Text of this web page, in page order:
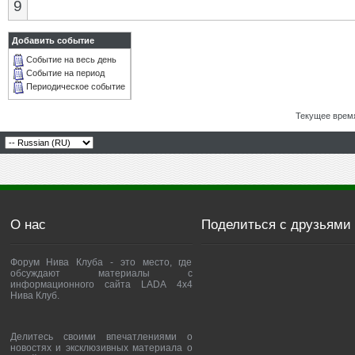
9
Добавить событие
Событие на весь день
Событие на период
Периодическое событие
Текущее
О нас
Форум Нива Клуба - это место, где
обсуждают материалы с
информационного сайта LADA 4x4
Нива Клуб.
Делитесь своими впечатлениями о
новостях и эксклюзивных материала о
Поделиться с друзьями